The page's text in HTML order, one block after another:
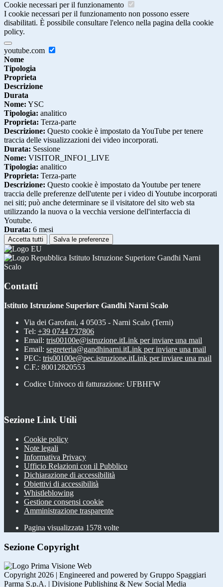
Cookie necessari per il funzionamento
I cookie necessari per il funzionamento non possono essere
disabilitati. È possibile consultare l'elenco nella pagina della cookie
policy.
youtube.com
Nome
Tipologia
Proprieta
Descrizione
Durata
Nome: YSC
Tipologia: analitico
Proprieta: Terza-parte
Descrizione: Questo cookie è impostato da YouTube per tenere
traccia delle visualizzazioni dei video incorporati.
Durata: Sessione
Nome: VISITOR_INFO1_LIVE
Tipologia: analitico
Proprieta: Terza-parte
Descrizione: Questo cookie è impostato da Youtube per tenere
traccia delle preferenze dell'utente per i video di Youtube incorporati
nei siti; può anche determinare se il visitatore del sito web sta
utilizzando la nuova o la vecchia versione dell'interfaccia di
Youtube.
Durata: 6 mesi
Accetta tutti Salva le preferenze
Istituto Istruzione Superiore Gandhi Narni
Scalo
Contatti
Istituto Istruzione Superiore Gandhi Narni Scalo
Via dei Garofani, 4 05035 - Narni Scalo (Terni)
Tel: +39 0744 737806
Email: tris00100e@istruzione.itLink per inviare una mail
Email: segreteria@gandhinarni.itLink per inviare una mail
PEC: tris00100e@pec.istruzione.itLink per inviare una mail
C.F.: 80012820553
Codice Univoco di fatturazione: UFBHFW
Sezione Link Utili
Cookie policy
Note legali
Informativa Privacy
Ufficio Relazioni con il Pubblico
Dichiarazione di accessibilità
Obiettivi di accessibilità
Whistleblowing
Gestione consensi cookie
Amministrazione trasparente
Pagina visualizzata 1578 volte
Sezione Copyright
Copyright 2026 | Engineered and powered by Gruppo Spaggiari
Parma S.p.A. | Divisione Publishing & New Social Media